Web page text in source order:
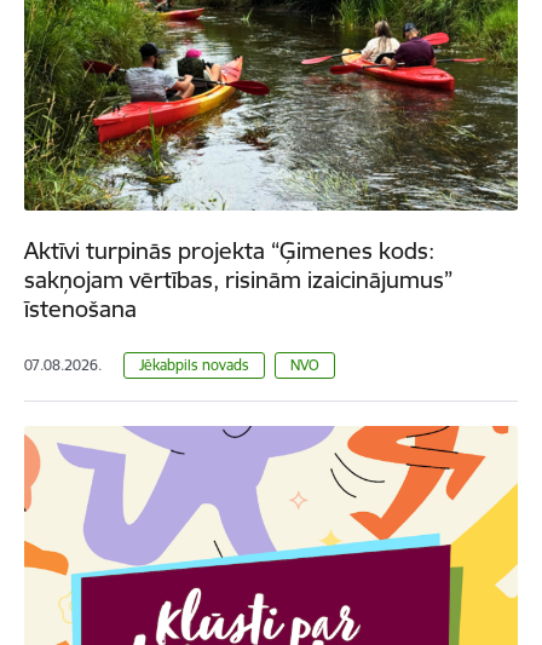
Aktīvi turpinās projekta “Ģimenes kods:
sakņojam vērtības, risinām izaicinājumus”
īstenošana
07.08.2026. Jēkabpils novads NVO